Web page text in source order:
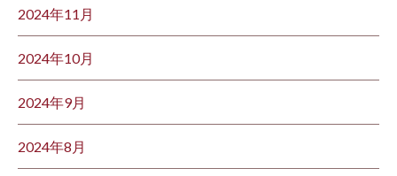
2024年11月
2024年10月
2024年9月
2024年8月